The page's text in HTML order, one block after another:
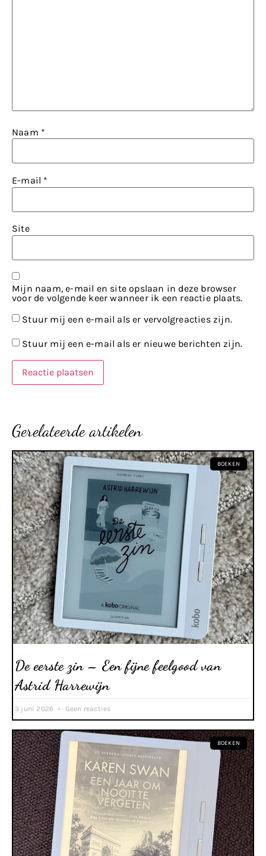
Naam *
E-mail *
Site
Mijn naam, e-mail en site opslaan in deze browser
voor de volgende keer wanneer ik een reactie plaats.
Stuur mij een e-mail als er vervolgreacties zijn.
Stuur mij een e-mail als er nieuwe berichten zijn.
Gerelateerde artikelen
BOEKEN
De eerste zin – Een fijne feelgood van
Astrid Harrewijn
3 juni 2026 Geen reacties
BOEKEN